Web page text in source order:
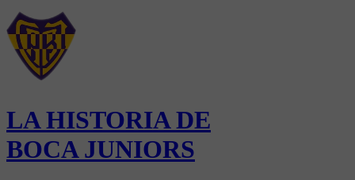
LA HISTORIA DE
BOCA JUNIORS